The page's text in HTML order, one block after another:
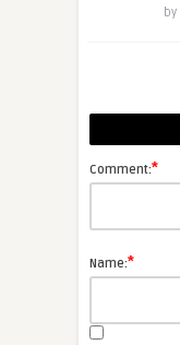
by
Comment:*
Name:*